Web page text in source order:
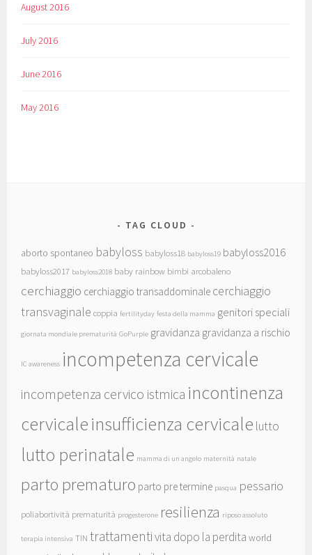
August 2016
July 2016
June 2016
May 2016
TAG CLOUD
aborto spontaneo babyloss babyloss18 babyloss19 babyloss2016
babyloss2017 babyloss2018 baby rainbow bimbi arcobaleno
cerchiaggio cerchiaggio transaddominale cerchiaggio
transvaginale coppia fertilityday festa della mamma genitori speciali
giornata mondiale prematurità GoPurple gravidanza gravidanza a rischio
IC awareness incompetenza cervicale
incompetenza cervico istmica incontinenza
cervicaleinsufficienza cervicale lutto
lutto perinatale mamma di un angelo maternità natale
parto prematuro parto pre termine pasqua pessario
poliabortività prematurità progesterone resilienza riposo assoluto
terapia intensiva TIN trattamentivita dopo la perdita world